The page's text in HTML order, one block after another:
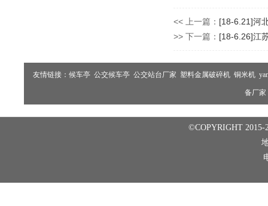
<< 上一篇： [18-6.21]河
>> 下一篇： [18-6.26]江
友情链接： 候车亭 公交候车亭 公交站台厂家 塑料金属破碎机 铜米机
备厂家
©COPYRIGHT 2015-